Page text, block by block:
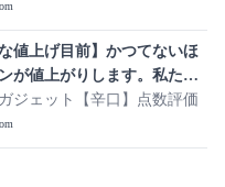
のAIが使えるオールインワ
スペースですね！
な値上げ目前】かつてないほ
が値上がりします。私たち
ればいいか解説します ※ア
の第二弾は概要欄のリンク
ださい
ジェット【辛口】点数評価